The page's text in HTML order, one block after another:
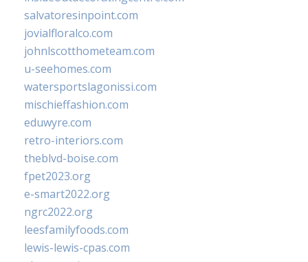
salvatoresinpoint.com
jovialfloralco.com
johnlscotthometeam.com
u-seehomes.com
watersportslagonissi.com
mischieffashion.com
eduwyre.com
retro-interiors.com
theblvd-boise.com
fpet2023.org
e-smart2022.org
ngrc2022.org
leesfamilyfoods.com
lewis-lewis-cpas.com